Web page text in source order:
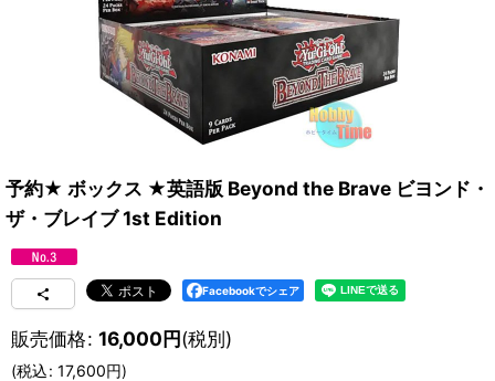
予約★ ボックス ★英語版 Beyond the Brave ビヨンド・
ザ・ブレイブ 1st Edition
Facebookでシェア
販売価格: 16,000円(税別)
(税込: 17,600円)